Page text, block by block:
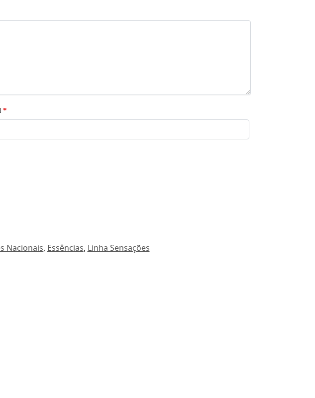
*
Nacionais, Essências, Linha Sensações